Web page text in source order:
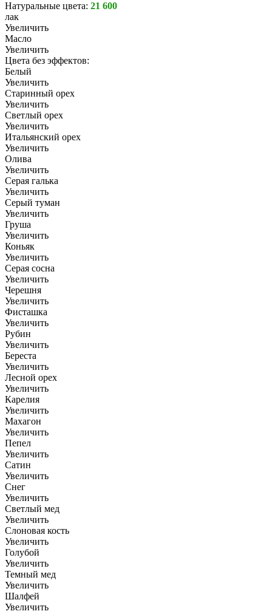
Натуральные цвета: 21 600
лак
Увеличить
Масло
Увеличить
Цвета без эффектов:
Белый
Увеличить
Старинный орех
Увеличить
Светлый орех
Увеличить
Итальянский орех
Увеличить
Олива
Увеличить
Серая галька
Увеличить
Серый туман
Увеличить
Груша
Увеличить
Коньяк
Увеличить
Серая сосна
Увеличить
Черешня
Увеличить
Фисташка
Увеличить
Рубин
Увеличить
Береста
Увеличить
Лесной орех
Увеличить
Карелия
Увеличить
Махагон
Увеличить
Пепел
Увеличить
Сатин
Увеличить
Снег
Увеличить
Светлый мед
Увеличить
Слоновая кость
Увеличить
Голубой
Увеличить
Темный мед
Увеличить
Шалфей
Увеличить